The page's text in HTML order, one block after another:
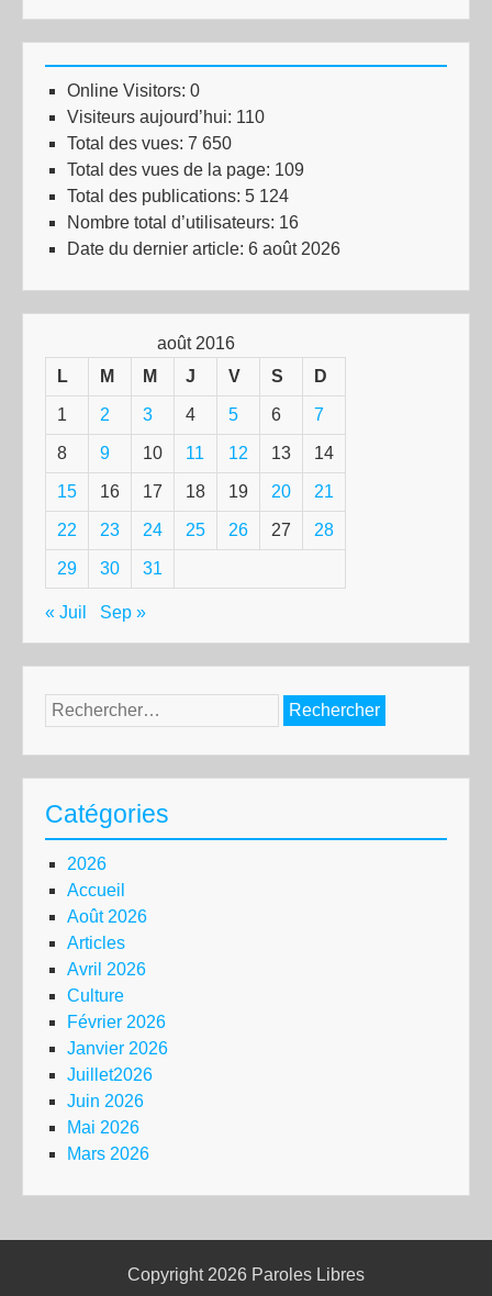
Online Visitors: 0
Visiteurs aujourd’hui: 110
Total des vues: 7 650
Total des vues de la page: 109
Total des publications: 5 124
Nombre total d’utilisateurs: 16
Date du dernier article: 6 août 2026
août 2016
L
M M J V S D
1 2 3 4 5 6 7
8 9 10 11 12 13 14
15 16 17 18 19 20 21
22 23 24 25 26 27 28
29 30 31
« Juil Sep »
Rechercher :
Catégories
2026
Accueil
Août 2026
Articles
Avril 2026
Culture
Février 2026
Janvier 2026
Juillet2026
Juin 2026
Mai 2026
Mars 2026
Copyright 2026 Paroles Libres